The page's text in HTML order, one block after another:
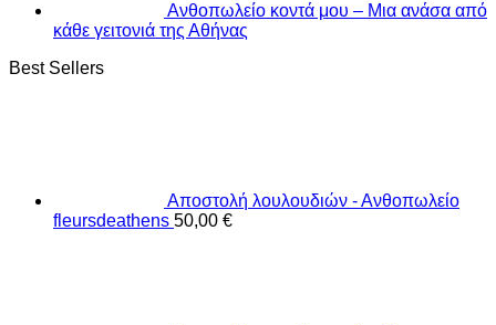
Ανθοπωλείο κοντά μου – Μια ανάσα από
κάθε γειτονιά της Αθήνας
Best Sellers
Αποστολή λουλουδιών - Ανθοπωλείο
fleursdeathens 50,00 €